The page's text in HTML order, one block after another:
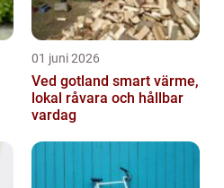
01 juni 2026
Ved gotland smart värme,
lokal råvara och hållbar
vardag